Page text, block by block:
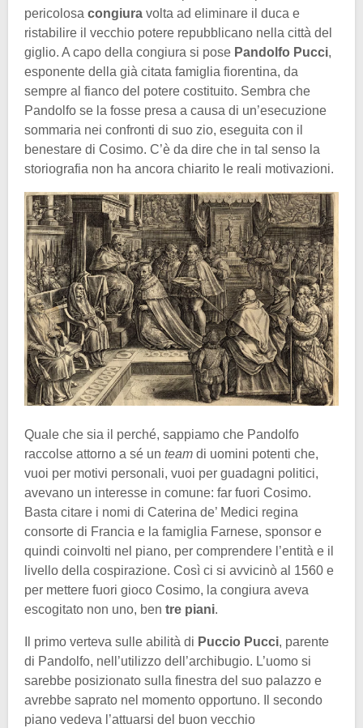
pericolosa congiura volta ad eliminare il duca e
ristabilire il vecchio potere repubblicano nella città del
giglio. A capo della congiura si pose Pandolfo Pucci,
esponente della già citata famiglia fiorentina, da
sempre al fianco del potere costituito. Sembra che
Pandolfo se la fosse presa a causa di un’esecuzione
sommaria nei confronti di suo zio, eseguita con il
benestare di Cosimo. C’è da dire che in tal senso la
storiografia non ha ancora chiarito le reali motivazioni.
Quale che sia il perché, sappiamo che Pandolfo
raccolse attorno a sé un team di uomini potenti che,
vuoi per motivi personali, vuoi per guadagni politici,
avevano un interesse in comune: far fuori Cosimo.
Basta citare i nomi di Caterina de’ Medici regina
consorte di Francia e la famiglia Farnese, sponsor e
quindi coinvolti nel piano, per comprendere l’entità e il
livello della cospirazione. Così ci si avvicinò al 1560 e
per mettere fuori gioco Cosimo, la congiura aveva
escogitato non uno, ben tre piani.
Il primo verteva sulle abilità di Puccio Pucci, parente
di Pandolfo, nell’utilizzo dell’archibugio. L’uomo si
sarebbe posizionato sulla finestra del suo palazzo e
avrebbe saprato nel momento opportuno. Il secondo
piano vedeva l’attuarsi del buon vecchio